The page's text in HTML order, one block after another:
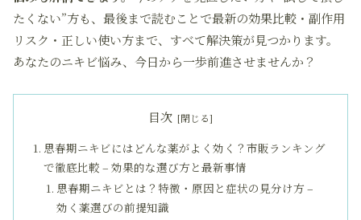
たくない”方も、最後まで読むことで最新の効果比較・副作用
リスク・正しい使い方まで、すべて解決策が見つかります。
あなたのニキビ悩み、今日から一歩前進させませんか？
目次
思春期ニキビにはどんな薬がよく効く？市販ランキング
で徹底比較 – 効果的な選び方と最新事情
思春期ニキビとは？特徴・原因と症状の見分け方 –
効く薬選びの前提知識